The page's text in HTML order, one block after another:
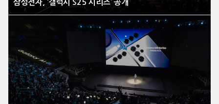
삼성전자, ‘갤럭시 S25 시리즈’ 공개